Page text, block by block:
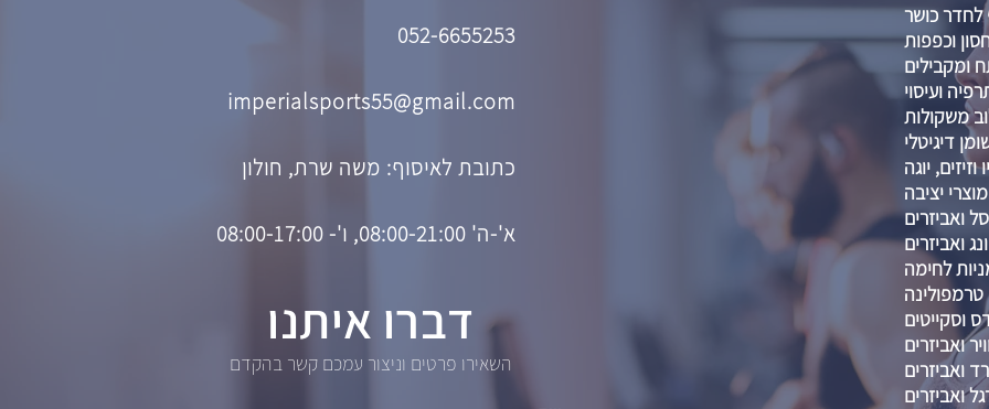
052-6655253
imperialsports55@gmail.com
כתובת לאיסוף: משה שרת, חולון
א'-ה' 08:00-21:00, ו'- 08:00-17:00
דברו איתנו
השאירו פרטים וניצור עמכם קשר בהקדם
לחדר כושר
וכפפות
ומקבילים
ועיסוי
משקולות
דיגיטלי
יוגה
יציבה
ואביזרים
ואביזרים
לחימה
טרמפולינה
וסקייטים
ואביזרים
ואביזרים
ואביזרים